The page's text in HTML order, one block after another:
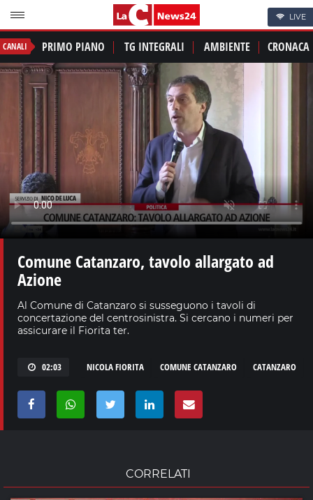
LIVE
CANALI PRIMO PIANO TG INTEGRALI AMBIENTE CRONACA
Comune Catanzaro, tavolo allargato ad
Azione
Al Comune di Catanzaro si susseguono i tavoli di
concertazione del centrosinistra. Si cercano i numeri per
assicurare il Fiorita ter.
02:03 CATANZARO
COMUNE CATANZARO
NICOLA FIORITA
CORRELATI